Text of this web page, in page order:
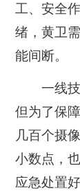
工、安全
绪，黄卫
能间断。
一线技
但为了保
几百个摄
小数点，
应急处置